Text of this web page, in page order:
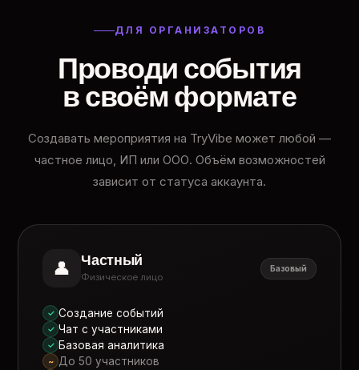
ДЛЯ ОРГАНИЗАТОРОВ
Проводи события
в своём формате
Создавать мероприятия на TryVibe может любой —
частное лицо, ИП или ООО. Объём возможностей
зависит от статуса аккаунта.
👤 Частный
Физическое лицо
Базовый
✓ Создание событий
✓ Чат с участниками
✓ Базовая аналитика
~ До 50 участников